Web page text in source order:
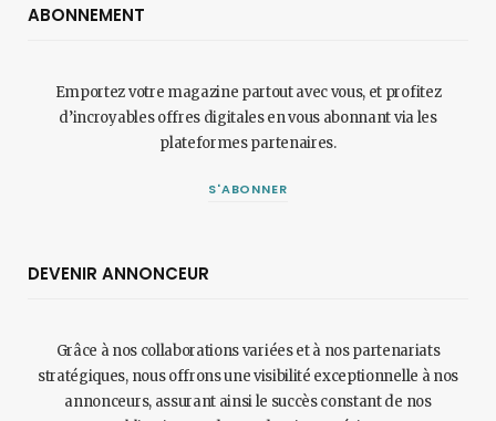
ABONNEMENT
Emportez votre magazine partout avec vous, et profitez
d’incroyables offres digitales en vous abonnant via les
plateformes partenaires.
S'ABONNER
DEVENIR ANNONCEUR
Grâce à nos collaborations variées et à nos partenariats
stratégiques, nous offrons une visibilité exceptionnelle à nos
annonceurs, assurant ainsi le succès constant de nos